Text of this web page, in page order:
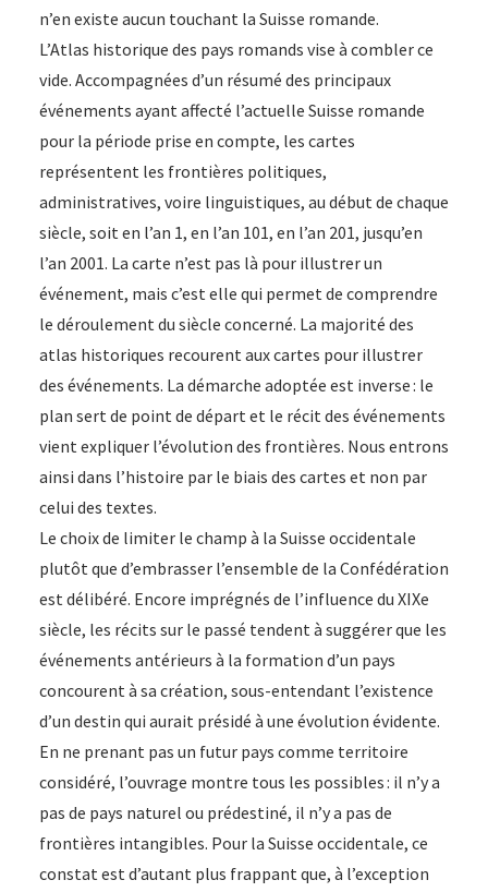
n’en existe aucun touchant la Suisse romande.
L’Atlas historique des pays romands vise à combler ce
vide. Accompagnées d’un résumé des principaux
événements ayant affecté l’actuelle Suisse romande
pour la période prise en compte, les cartes
représentent les frontières politiques,
administratives, voire linguistiques, au début de chaque
siècle, soit en l’an 1, en l’an 101, en l’an 201, jusqu’en
l’an 2001. La carte n’est pas là pour illustrer un
événement, mais c’est elle qui permet de comprendre
le déroulement du siècle concerné. La majorité des
atlas historiques recourent aux cartes pour illustrer
des événements. La démarche adoptée est inverse : le
plan sert de point de départ et le récit des événements
vient expliquer l’évolution des frontières. Nous entrons
ainsi dans l’histoire par le biais des cartes et non par
celui des textes.
Le choix de limiter le champ à la Suisse occidentale
plutôt que d’embrasser l’ensemble de la Confédération
est délibéré. Encore imprégnés de l’influence du XIXe
siècle, les récits sur le passé tendent à suggérer que les
événements antérieurs à la formation d’un pays
concourent à sa création, sous-entendant l’existence
d’un destin qui aurait présidé à une évolution évidente.
En ne prenant pas un futur pays comme territoire
considéré, l’ouvrage montre tous les possibles : il n’y a
pas de pays naturel ou prédestiné, il n’y a pas de
frontières intangibles. Pour la Suisse occidentale, ce
constat est d’autant plus frappant que, à l’exception